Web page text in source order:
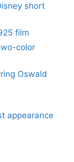
short
film
color
Oswald
appearance